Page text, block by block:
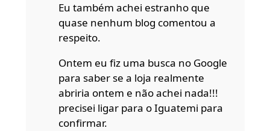
Eu também achei estranho que
quase nenhum blog comentou a
respeito.
Ontem eu fiz uma busca no Google
para saber se a loja realmente
abriria ontem e não achei nada!!!
precisei ligar para o Iguatemi para
confirmar.